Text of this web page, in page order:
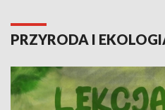
PRZYRODA I